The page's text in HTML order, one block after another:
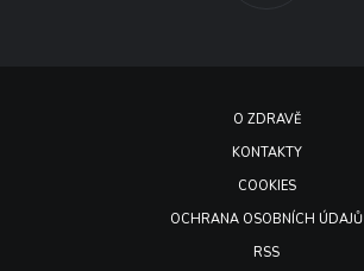
O ZDRAVĚ
KONTAKTY
COOKIES
OCHRANA OSOBNÍCH ÚDAJŮ
RSS